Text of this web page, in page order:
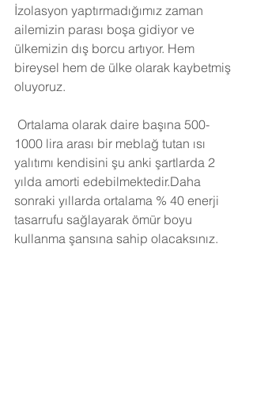
İzolasyon yaptırmadığımız zaman
ailemizin parası boşa gidiyor ve
ülkemizin dış borcu artıyor. Hem
bireysel hem de ülke olarak kaybetmiş
oluyoruz.
Ortalama olarak daire başına 500-
1000 lira arası bir meblağ tutan ısı
yalıtımı kendisini şu anki şartlarda 2
yılda amorti edebilmektedir.Daha
sonraki yıllarda ortalama % 40 enerji
tasarrufu sağlayarak ömür boyu
kullanma şansına sahip olacaksınız.